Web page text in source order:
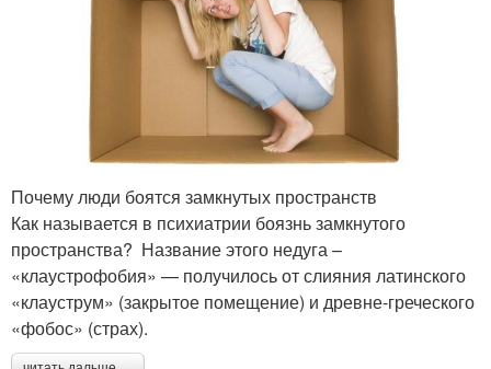
Почему люди боятся замкнутых пространств
Как называется в психиатрии боязнь замкнутого
пространства? Название этого недуга –
«клаустрофобия» — получилось от слияния латинского
«клауструм» (закрытое помещение) и древне-греческого
«фобос» (страх).